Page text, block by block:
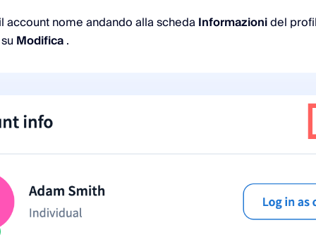
account nome andando alla scheda Informazionidel
Modifica.